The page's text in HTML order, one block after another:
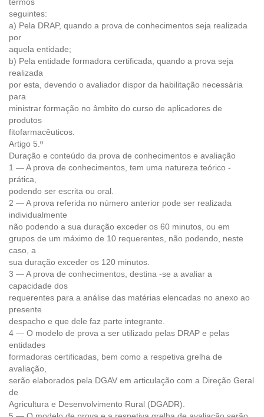
seguintes:
a) Pela DRAP, quando a prova de conhecimentos seja realizada
por
aquela entidade;
b) Pela entidade formadora certificada, quando a prova seja
realizada
por esta, devendo o avaliador dispor da habilitação necessária
para
ministrar formação no âmbito do curso de aplicadores de
produtos
fitofarmacêuticos.
Artigo 5.º
Duração e conteúdo da prova de conhecimentos e avaliação
1 — A prova de conhecimentos, tem uma natureza teórico -
prática,
podendo ser escrita ou oral.
2 — A prova referida no número anterior pode ser realizada
individualmente
não podendo a sua duração exceder os 60 minutos, ou em
grupos de um máximo de 10 requerentes, não podendo, neste
caso, a
sua duração exceder os 120 minutos.
3 — A prova de conhecimentos, destina -se a avaliar a
capacidade dos
requerentes para a análise das matérias elencadas no anexo ao
presente
despacho e que dele faz parte integrante.
4 — O modelo de prova a ser utilizado pelas DRAP e pelas
entidades
formadoras certificadas, bem como a respetiva grelha de
avaliação,
serão elaborados pela DGAV em articulação com a Direção Geral
de
Agricultura e Desenvolvimento Rural (DGADR).